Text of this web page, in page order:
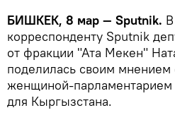
БИШКЕК, 8 мар — Sputnik.
корреспонденту Sputnik
от фракции "Ата Мекен"
поделилась своим мнением
женщиной-
для Кыргызстана.